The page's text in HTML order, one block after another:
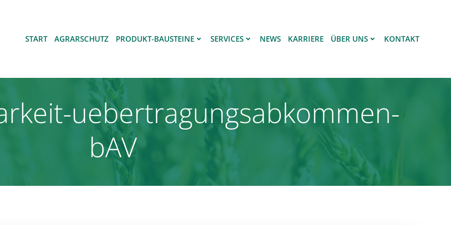
START AGRARSCHUTZ PRODUKT-BAUSTEINE SERVICES NEWS KARRIERE ÜBER UNS KONTAKT
uebertragungsabkommen-
bAV